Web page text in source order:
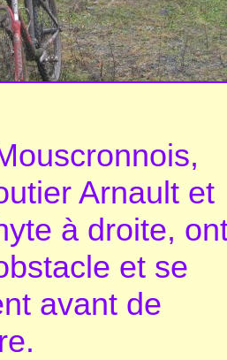
Arnault et
à droite,
et se
avant de